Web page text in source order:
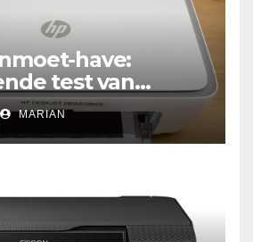
have:
test van
all-in-one
MARIAN